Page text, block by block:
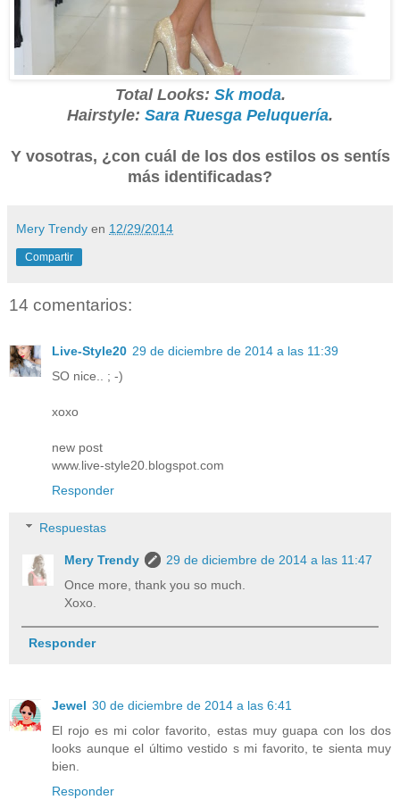
Total Looks: Sk moda.
Hairstyle: Sara Ruesga Peluquería.
Y vosotras, ¿con cuál de los dos estilos os sentís
más identificadas?
Mery Trendy en 12/29/2014
Compartir
14 comentarios:
Live-Style20 29 de diciembre de 2014 a las 11:39
SO nice.. ; -)
xoxo
new post
www.live-style20.blogspot.com
Responder
Respuestas
Mery Trendy
29 de diciembre de 2014 a las 11:47
Once more, thank you so much.
Xoxo.
Responder
Jewel 30 de diciembre de 2014 a las 6:41
El rojo es mi color favorito, estas muy guapa con los dos
looks aunque el último vestido s mi favorito, te sienta muy
bien.
Responder